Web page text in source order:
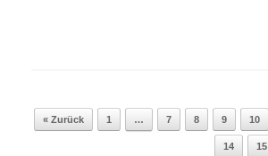
Beitragsnavigation
« Zurück 1 … 7 8 9 10
14 15